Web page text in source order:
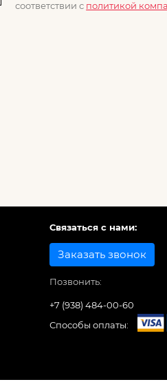
соответствии с политикой
Связаться с нами:
Заказать звонок
Позвонить:
+7 (938) 484-00-60
Способы оплаты: